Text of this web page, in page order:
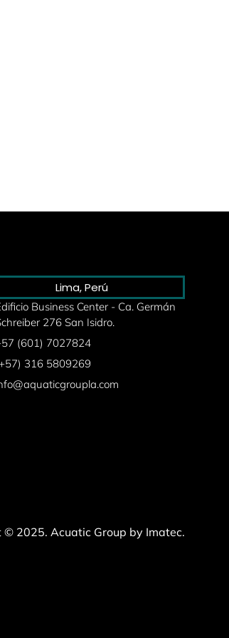
Lima, Perú
Business Center - Ca. Germán
276 San Isidro.
(601) 7027824
316 5809269
© 2025. Acuatic Group by Imatec.